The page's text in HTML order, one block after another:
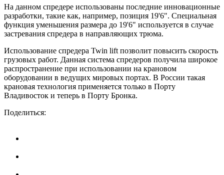
На данном спредере использованы последние инновационные
разработки, такие как, например, позиция 19'6". Специальная
функция уменьшения размера до 19'6" используется в случае
застревания спредера в направляющих трюма.
Использование спредера Twin lift позволит повысить скорость
грузовых работ. Данная система спредеров получила широкое
распространение при использовании на крановом
оборудовании в ведущих мировых портах. В России такая
крановая технология применяется только в Порту
Владивосток и теперь в Порту Бронка.
Поделиться: